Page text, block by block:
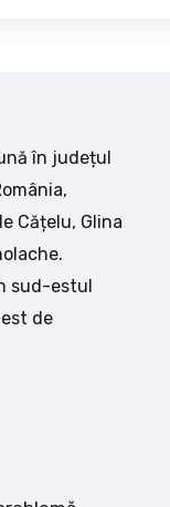
în județul
Cățelu, Glina
sud-estul
de